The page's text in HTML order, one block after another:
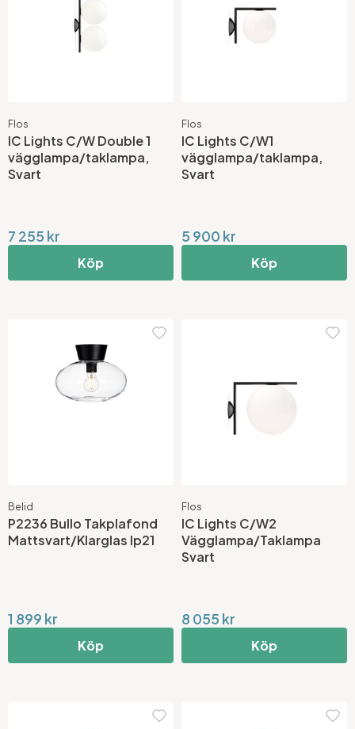
Flos
IC Lights C/W Double 1
vägglampa/taklampa,
Svart
7 255 kr
Köp
Flos
IC Lights C/W1
vägglampa/taklampa,
Svart
5 900 kr
Köp
Belid
P2236 Bullo Takplafond
Mattsvart/Klarglas Ip21
1 899 kr
Köp
Flos
IC Lights C/W2
Vägglampa/Taklampa
Svart
8 055 kr
Köp